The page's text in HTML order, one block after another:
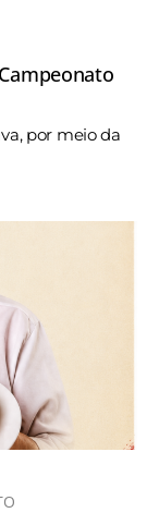
por meio da